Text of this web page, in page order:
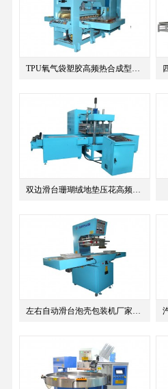
TPU氧气袋塑胶高频热合成型设备 高周波焊接
双边滑台珊瑚绒地垫压花高频热合同步熔接机
左右自动滑台泡壳包装机厂家供应高周波热合机